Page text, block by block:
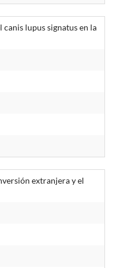
lupus signatus en la
extranjera y el